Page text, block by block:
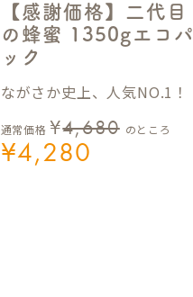
【感謝価格】二代目
の蜂蜜 1350gエコパ
ック
通常価格 ¥4,680 のところ
¥4,280
ながさか史上、人気NO.1！